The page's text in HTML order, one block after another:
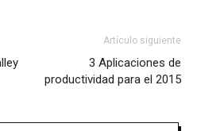
Artículo siguiente
3 Aplicaciones de
productividad para el 2015